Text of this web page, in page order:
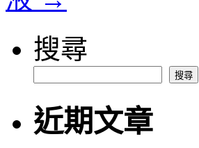
搜尋
搜尋
近期文章